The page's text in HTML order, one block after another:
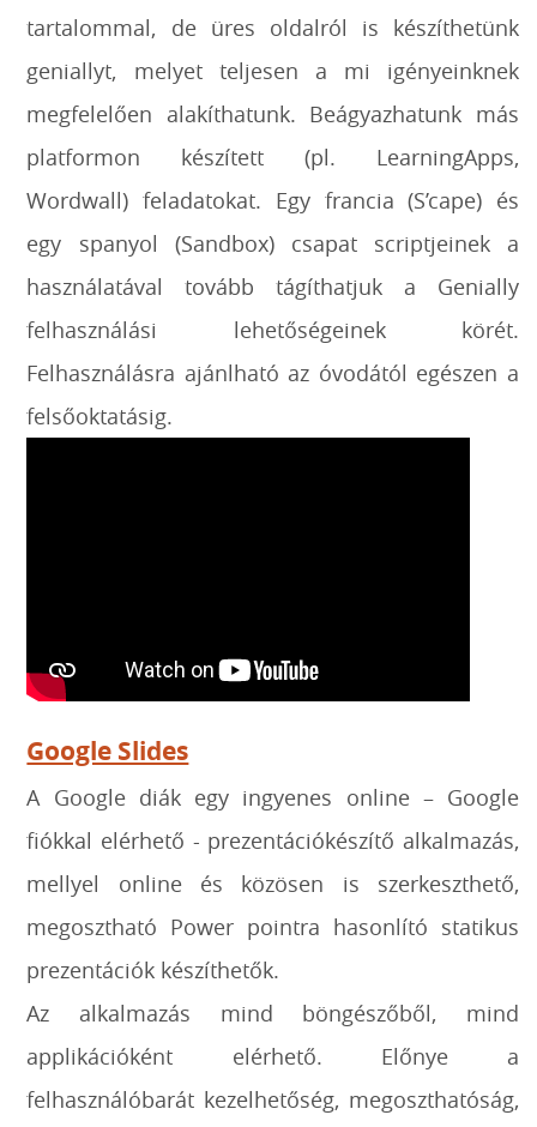
tartalommal, de üres oldalról is készíthetünk
geniallyt, melyet teljesen a mi igényeinknek
megfelelően alakíthatunk. Beágyazhatunk más
platformon készített (pl. LearningApps,
Wordwall) feladatokat. Egy francia (S’cape) és
egy spanyol (Sandbox) csapat scriptjeinek a
használatával tovább tágíthatjuk a Genially
felhasználási lehetőségeinek körét.
Felhasználásra ajánlható az óvodától egészen a
felsőoktatásig.
Google Slides
A Google diák egy ingyenes online – Google
fiókkal elérhető - prezentációkészítő alkalmazás,
mellyel online és közösen is szerkeszthető,
megosztható Power pointra hasonlító statikus
prezentációk készíthetők.
Az alkalmazás mind böngészőből, mind
applikációként elérhető. Előnye a
felhasználóbarát kezelhetőség, megoszthatóság,